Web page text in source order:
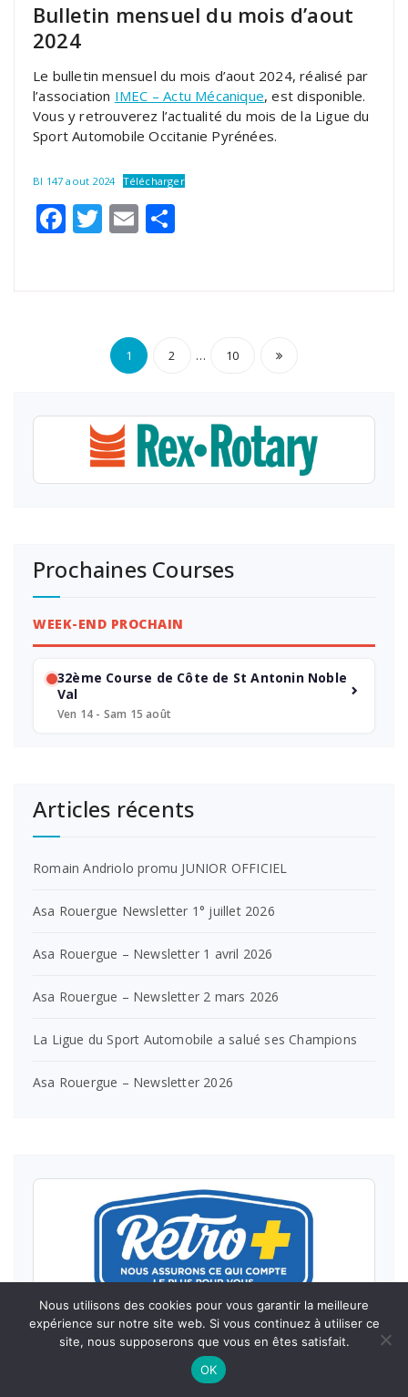
Bulletin mensuel du mois d’aout
2024
Le bulletin mensuel du mois d’aout 2024, réalisé par
l’association IMEC – Actu Mécanique, est disponible.
Vous y retrouverez l’actualité du mois de la Ligue du
Sport Automobile Occitanie Pyrénées.
BI 147 aout 2024 Télécharger
Facebook
Twitter
Email
Pagination
publications
1 2 … 10
Prochaines Courses
WEEK-END PROCHAIN
32ème Course de Côte de St Antonin Noble
Val
Ven 14 - Sam 15 août
Articles récents
Romain Andriolo promu JUNIOR OFFICIEL
Asa Rouergue Newsletter 1° juillet 2026
Asa Rouergue – Newsletter 1 avril 2026
Asa Rouergue – Newsletter 2 mars 2026
La Ligue du Sport Automobile a salué ses Champions
Asa Rouergue – Newsletter 2026
Nous utilisons des cookies pour vous garantir la meilleure
expérience sur notre site web. Si vous continuez à utiliser ce
site, nous supposerons que vous en êtes satisfait.
OK